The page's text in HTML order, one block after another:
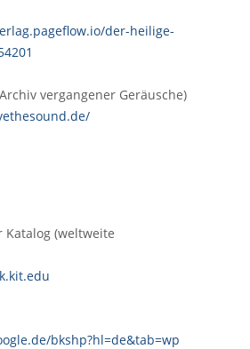
der-heilige-
vergangener Geräusche)
(weltweite
bkshp?hl=de&tab=wp